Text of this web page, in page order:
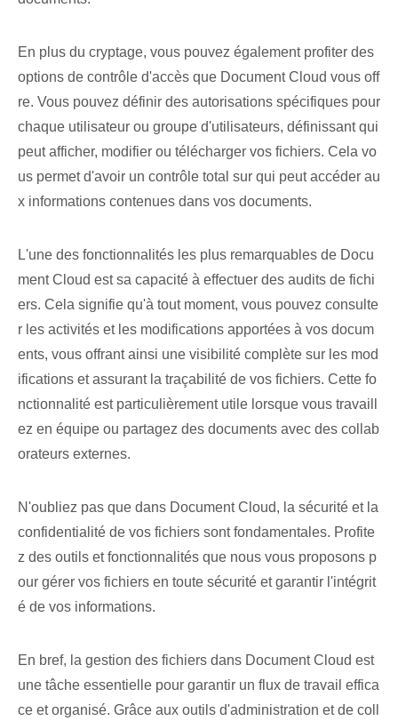
En plus du cryptage, vous pouvez également profiter des
options de contrôle d'accès que Document Cloud vous off
re. Vous pouvez définir des autorisations spécifiques pour
chaque utilisateur ou groupe d'utilisateurs, définissant qui
peut afficher, modifier ou télécharger vos fichiers. Cela vo
us permet d'avoir un contrôle total sur qui peut accéder au
x informations contenues dans vos documents.
L'une des fonctionnalités les plus remarquables de Docu
ment Cloud est sa capacité à effectuer des audits de fichi
ers. ‌Cela signifie qu'à tout moment⁣, vous pouvez consulte
r⁤ les activités ⁣et les modifications apportées à vos docum
ents, vous offrant ainsi une visibilité complète⁤ sur⁤ les mod
ifications et ‌assurant la traçabilité‌ de vos fichiers. Cette fo
nctionnalité est particulièrement utile lorsque vous travaill
ez en équipe ou partagez des documents avec des collab
orateurs externes.
N'oubliez pas que dans Document Cloud, la sécurité et la
confidentialité de vos fichiers sont fondamentales. Profite
z des outils et fonctionnalités que nous vous proposons p
our gérer vos fichiers en toute sécurité et garantir l'intégrit
é de vos informations.
En bref, la gestion des fichiers dans Document Cloud est
une tâche essentielle pour garantir un flux de travail effica
ce et organisé. Grâce aux outils d'administration et de coll